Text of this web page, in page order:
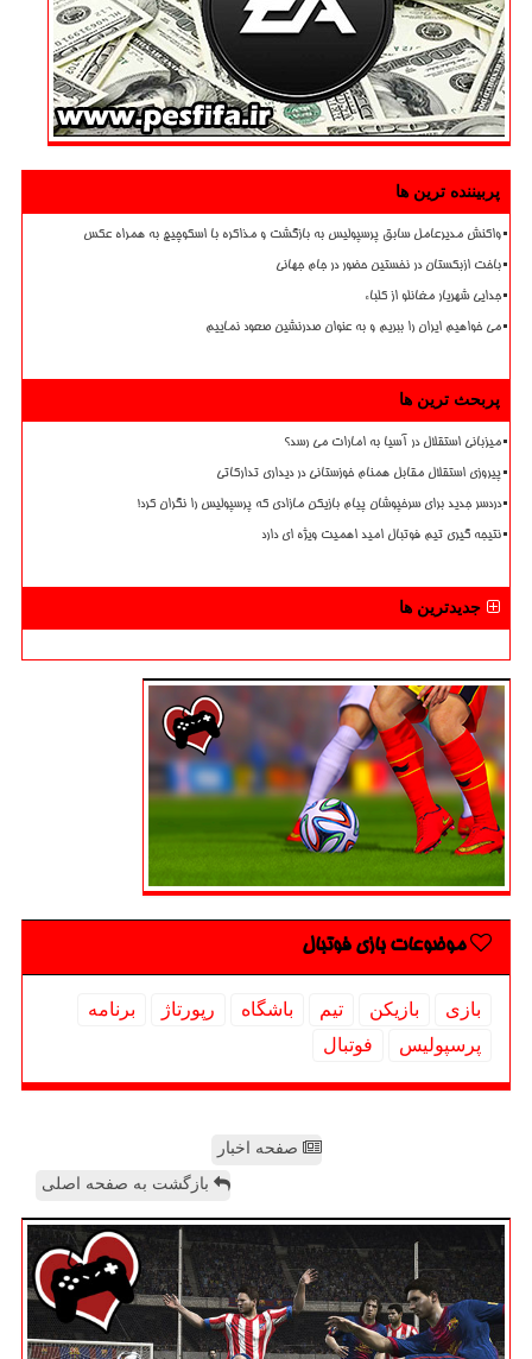
پربیننده ترین ها
واکنش مدیرعامل سابق پرسپولیس به بازگشت و مذاکره با اسکوچیچ به همراه عکس
باخت ازبکستان در نخستین حضور در جام جهانی
جدایی شهریار مغانلو از کلباء
می خواهیم ایران را ببریم و به عنوان صدرنشین صعود نماییم
پربحث ترین ها
میزبانی استقلال در آسیا به امارات می رسد؟
پیروزی استقلال مقابل همنام خوزستانی در دیداری تدارکاتی
دردسر جدید برای سرخپوشان پیام بازیکن مازادی که پرسپولیس را نگران کرد!
نتیجه گیری تیم فوتبال امید اهمیت ویژه ای دارد
جدیدترین ها
موضوعات بازی فوتبال
بازی بازیكن تیم باشگاه رپورتاژ
برنامه
پرسپولیس
فوتبال
صفحه اخبار
بازگشت به صفحه اصلی